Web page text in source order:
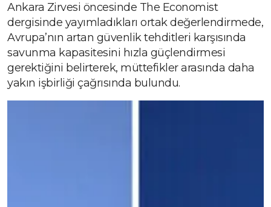
Ankara Zirvesi öncesinde The Economist
dergisinde yayımladıkları ortak değerlendirmede,
Avrupa’nın artan güvenlik tehditleri karşısında
savunma kapasitesini hızla güçlendirmesi
gerektiğini belirterek, müttefikler arasında daha
yakın işbirliği çağrısında bulundu.